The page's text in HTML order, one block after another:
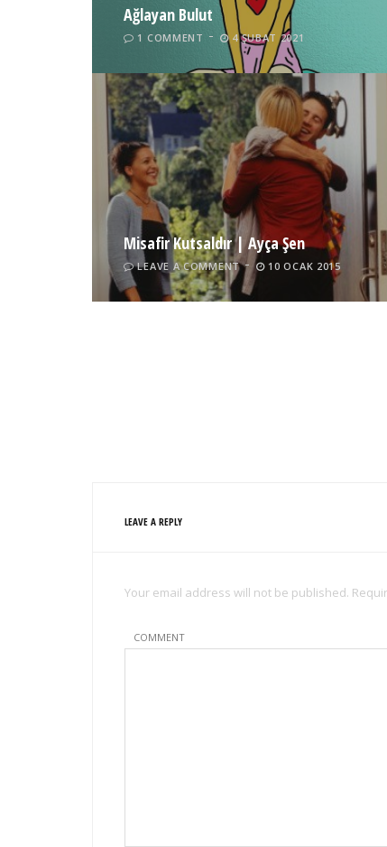
Ağlayan Bulut
1 COMMENT 4 ŞUBAT 2021
Misafir Kutsaldır | Ayça Şen
LEAVE A COMMENT 10 OCAK 2015
LEAVE A REPLY
Your email address will not be published.
COMMENT